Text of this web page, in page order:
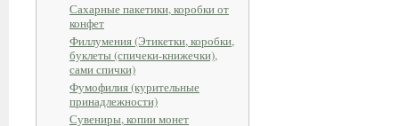
Сахарные пакетики, коробки от
конфет
Филлумения (Этикетки, коробки,
буклеты (спичеки-книжечки),
сами спички)
Фумофилия (курительные
принадлежности)
Сувениры, копии монет